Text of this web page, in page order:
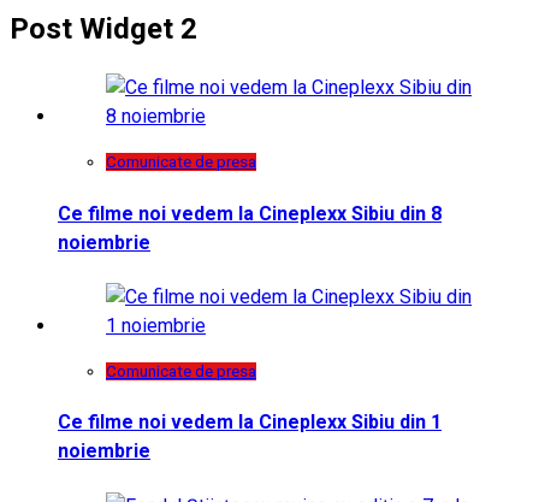
Post Widget 2
Comunicate de presa
Ce filme noi vedem la Cineplexx Sibiu din 8
noiembrie
Comunicate de presa
Ce filme noi vedem la Cineplexx Sibiu din 1
noiembrie